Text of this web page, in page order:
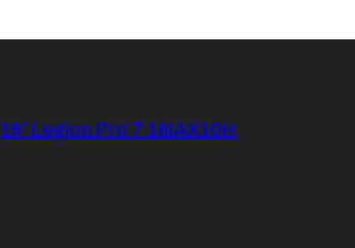
16″ Legion Pro 7 16IAX10H